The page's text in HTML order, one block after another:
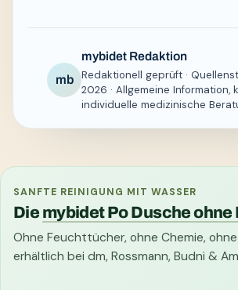
mb
mybidet Redaktion
Redaktionell geprüft ·
2026 · Allgemeine Information,
individuelle medizinische
SANFTE REINIGUNG MIT WASSER
Die mybidet Po Dusche ohne
Ohne Feuchttücher, ohne Chemie,
erhältlich bei dm, Rossmann, Budni &